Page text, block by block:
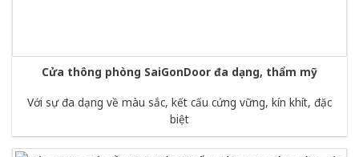
Cửa thông phòng SaiGonDoor đa dạng, thẩm mỹ
Với sự đa dạng về màu sắc, kết cấu cứng vững, kín khít, đặc
biệt